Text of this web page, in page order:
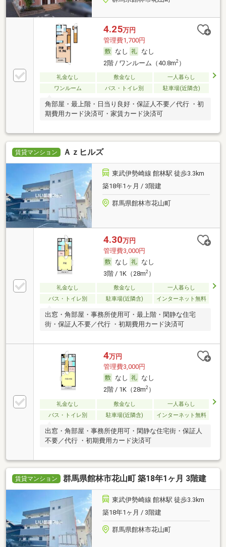
4.25万円
管理費1,700円
なし
なし
2階 / ワンルーム（40.8m2）
礼金なし 敷金なし
一人暮らし
ワンルーム
バス・トイレ別 駐車場(近隣含)
角部屋・最上階・日当り良好・保証人不要／代行 ・初
期費用カード決済可・家賃カード決済可
賃貸マンション Ａｚヒルズ
東武伊勢崎線 館林駅 徒歩3.3km
築18年1ヶ月 / 3階建
群馬県館林市花山町
4.30万円
管理費3,000円
なし
なし
3階 / 1K（28m2）
礼金なし 敷金なし
一人暮らし
バス・トイレ別
駐車場(近隣含) インターネット無料
出窓・角部屋・事務所使用可・最上階・閑静な住宅
街・保証人不要／代行 ・初期費用カード決済可
4万円
管理費3,000円
なし
なし
2階 / 1K（28m2）
礼金なし 敷金なし
一人暮らし
バス・トイレ別
駐車場(近隣含) インターネット無料
出窓・角部屋・事務所使用可・閑静な住宅街・保証人
不要／代行 ・初期費用カード決済可
賃貸マンション 群馬県館林市花山町 築18年1ヶ月 3階建
東武伊勢崎線 館林駅 徒歩3.3km
築18年1ヶ月 / 3階建
群馬県館林市花山町